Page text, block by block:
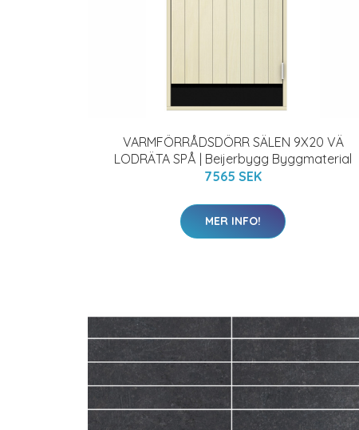
VARMFÖRRÅDSDÖRR SÄLEN 9X20 VÄ
LODRÄTA SPÅ | Beijerbygg Byggmaterial
7565 SEK
MER INFO!